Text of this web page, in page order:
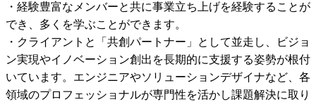
・経験豊富なメンバーと共に事業立ち上げを経験することが
でき、多くを学ぶことができます。
・クライアントと「共創パートナー」として並走し、ビジョ
ン実現やイノベーション創出を長期的に支援する姿勢が根付
いています。エンジニアやソリューションデザイナなど、各
領域のプロフェッショナルが専門性を活かし課題解決に取り